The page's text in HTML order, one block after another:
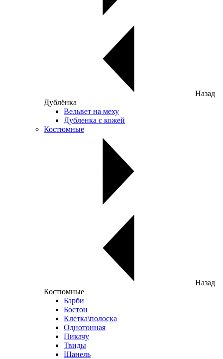
Назад
Дублёнка
Вельвет на меху
Дубленка с кожей
Костюмные
Назад
Костюмные
Барби
Бостон
Клетка\полоска
Однотонная
Пикачу
Твиды
Шанель